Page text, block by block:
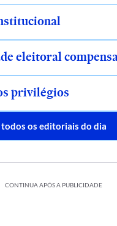
eleitoral
privilégios
todos os editoriais do dia
CONTINUA APÓS A PUBLICIDADE